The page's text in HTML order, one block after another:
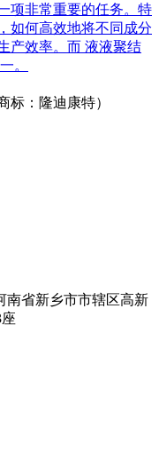
项非常重要的任务。特
如何高效地将不同成分
产效率。而 液液聚结
。
标：隆迪康特）
南省新乡市市辖区高新